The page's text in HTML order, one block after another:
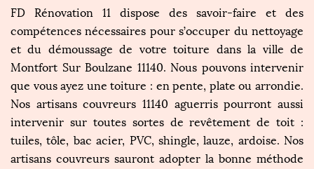
FD Rénovation 11 dispose des savoir-faire et des
compétences nécessaires pour s’occuper du nettoyage
et du démoussage de votre toiture dans la ville de
Montfort Sur Boulzane 11140. Nous pouvons intervenir
que vous ayez une toiture : en pente, plate ou arrondie.
Nos artisans couvreurs 11140 aguerris pourront aussi
intervenir sur toutes sortes de revêtement de toit :
tuiles, tôle, bac acier, PVC, shingle, lauze, ardoise. Nos
artisans couvreurs sauront adopter la bonne méthode